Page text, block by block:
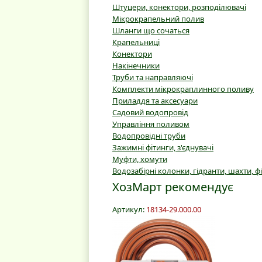
Штуцери, конектори, розподілювачі
Мікрокрапельний полив
Шланги що сочаться
Крапельниці
Конектори
Накінечники
Труби та направляючі
Комплекти мікрокраплинного поливу
Приладдя та аксесуари
Садовий водопровід
Управління поливом
Водопровідні труби
Зажимні фітинги, з'єднувачі
Муфти, хомути
Водозабірні колонки, гідранти, шахти,
ХозМарт рекомендує
Артикул: 18134-29.000.00